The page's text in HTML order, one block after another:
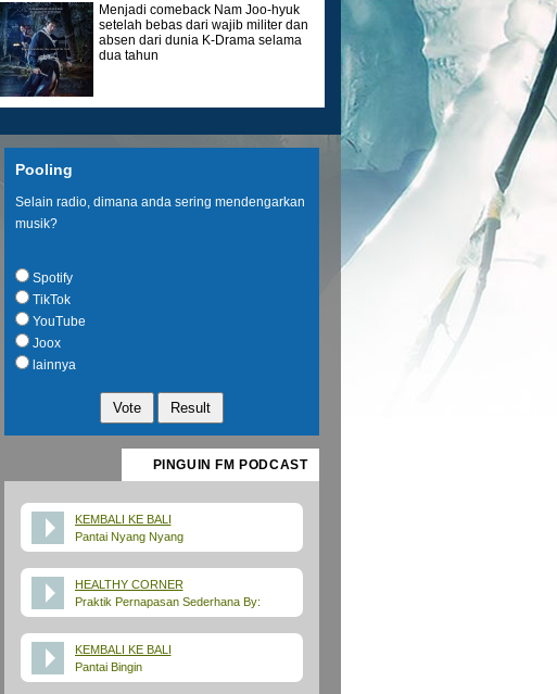
Menjadi comeback Nam Joo-hyuk
setelah bebas dari wajib militer dan
absen dari dunia K-Drama selama
dua tahun
[MOVIE REVIEW] IP Man: Kung Fu Legend
[SHOPPING GUIDE] Airy Lip Matte
Pooling
Selain radio, dimana anda sering mendengarkan
musik?
Spotify
TikTok
YouTube
Joox
lainnya
PINGUIN FM PODCAST
KEMBALI KE BALI
Pantai Nyang Nyang
HEALTHY CORNER
Praktik Pernapasan Sederhana By:
Adeline Windy â€“ Founder Singing Bowl
Indonesia
KEMBALI KE BALI
Pantai Bingin